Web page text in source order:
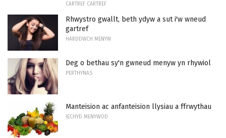
CARTREF CARTREF
Rhwystro gwallt, beth ydyw a sut i'w wneud
gartref
HARDDWCH MENYW
Deg o bethau sy'n gwneud menyw yn rhywiol
PERTHYNAS
Manteision ac anfanteision llysiau a ffrwythau
IECHYD MENYWOD